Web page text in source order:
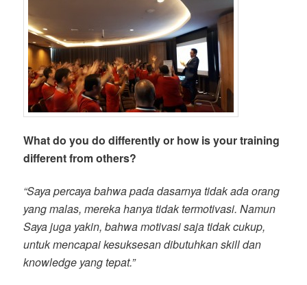
What do you do differently or how is your training
different from others?
“Saya percaya bahwa pada dasarnya tidak ada orang
yang malas, mereka hanya tidak termotivasi. Namun
Saya juga yakin, bahwa motivasi saja tidak cukup,
untuk mencapai kesuksesan dibutuhkan skill dan
knowledge yang tepat.”